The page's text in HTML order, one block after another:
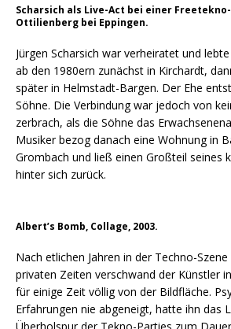
Scharsich als Live-Act bei einer
Ottilienberg bei Eppingen.
Jürgen Scharsich war verheiratet und
ab den 1980ern zunächst in Kirchardt,
später in Helmstadt-Bargen. Der Ehe
Söhne. Die Verbindung war jedoch von
zerbrach, als die Söhne das
Musiker bezog danach eine Wohnung in
Grombach und ließ einen Großteil seines
hinter sich zurück.
Albert’s Bomb, Collage, 2003.
Nach etlichen Jahren in der Techno-
privaten Zeiten verschwand der Künstler
für einige Zeit völlig von der Bildfläche.
Erfahrungen nie abgeneigt, hatte ihn das